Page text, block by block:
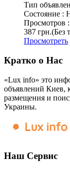
Тип
Состояние :
Просмотров :
387 грн.(Без
Просмотреть
Кратко о Нас
«Lux info» это
объявлений Киев,
размещения и
Украины.
Наш Сервис